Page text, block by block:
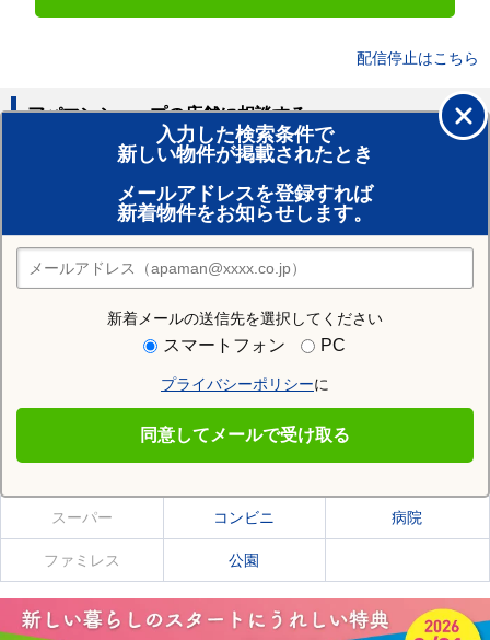
配信停止はこちら
入力した検索条件で
新しい物件が掲載されたとき
メールアドレスを登録すれば
新着物件をお知らせします。
新着メールの送信先を選択してください
スマートフォン PC
プライバシーポリシーに
同意してメールで受け取る
アパマンショップの店舗に相談する
賃貸のプロがお部屋探し！
おまかせ物件リクエスト
住みたい街の店舗を探す
店舗検索
住む街研究所で稚内駅の情報を見る
稚内駅の施設一覧
スーパー コンビニ 病院
ファミレス 公園